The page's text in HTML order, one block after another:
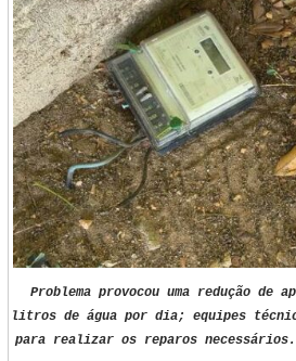
Problema provocou uma redução de
litros de água por dia; equipes
para realizar os reparos